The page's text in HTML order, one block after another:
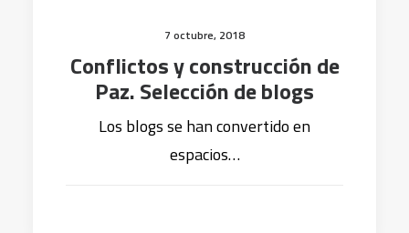
7 octubre, 2018
Conflictos y construcción de
Paz. Selección de blogs
Los blogs se han convertido en
espacios…